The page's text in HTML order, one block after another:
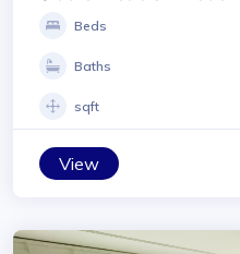
Beds
Baths
sqft
View